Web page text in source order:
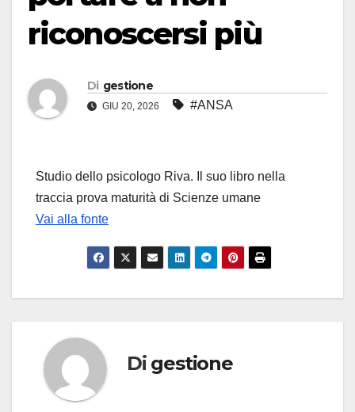
riconoscersi più
Di gestione
GIU 20, 2026 #ANSA
Studio dello psicologo Riva. Il suo libro nella
traccia prova maturità di Scienze umane
Vai alla fonte
Di gestione